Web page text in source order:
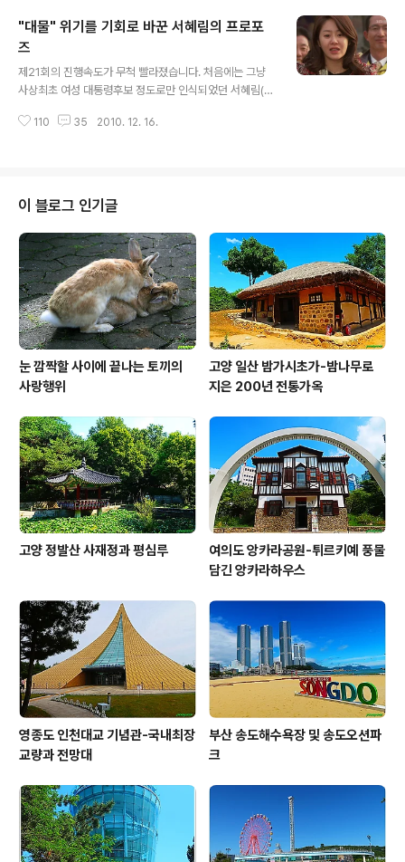
집정부제를 실시할 테니 이때 국무총리를 맡아 달라고 제
안합니다. 민 대표가 뜬금없는 제의를 거절하자 강태산은
민 대표 아들의 불법대선 자금과 병력비리를 폭로하겠다고
협박하면서 "비정한 아버지가 될지 아니면 차기정부의 국
무총리가 될지 선택"하라고 다그칩니다. 드디어 선거를 하
루 앞두고 민 대표는 서혜림 후보에 대한 지지철회를 선언
"대물" 위기를 기회로 바꾼 서혜림의 프로포
즈
제21회의 진행속도가 무척 빨라졌습니다. 처음에는 그냥
사상최초 여성 대통령후보 정도로만 인식되었던 서혜림(고
단일후보가 되어 집권여당인 강태산(차인표 분) 후보를 바
승하는 긍정적인 효과를 가져왔습니다. 무엇보다도 괴한의
차량에 치인 하도야 검사는 정밀검사결과 이상이 없는 것
으로 판명된 것이 다행입니다. 그는 제일 의심스러운 인물
로 오재봉(정일우 분) 의원을, 그 다음에는 산호그룹의 김
명환(최일화 분) 전 회장을 지목하고 앞으로 반드시 배후를
밝혀내겠다고 이(齒)를 바득바득 갑니다. ▲..
110 35 2010. 12. 16.
이 블로그 인기글
눈 깜짝할 사이에 끝나는 토끼의
사랑행위
고양 일산 밤가시초가-밤나무로
지은 200년 전통가옥
고양 정발산 사재정과 평심루
여의도 앙카라공원-튀르키예 풍물
담긴 앙카라하우스
영종도 인천대교 기념관-국내최장
교량과 전망대
부산 송도해수욕장 및 송도오션파
크